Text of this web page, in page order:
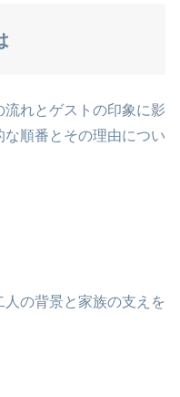
れとゲストの印象に影
順番とその理由につい
の背景と家族の支えを